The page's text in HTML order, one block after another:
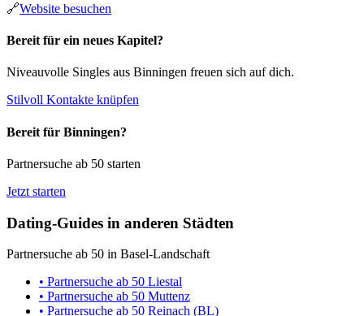
🔗Website besuchen
Bereit für ein neues Kapitel?
Niveauvolle Singles aus Binningen freuen sich auf dich.
Stilvoll Kontakte knüpfen
Bereit für Binningen?
Partnersuche ab 50 starten
Jetzt starten
Dating-Guides in anderen Städten
Partnersuche ab 50 in Basel-Landschaft
• Partnersuche ab 50 Liestal
• Partnersuche ab 50 Muttenz
• Partnersuche ab 50 Reinach (BL)